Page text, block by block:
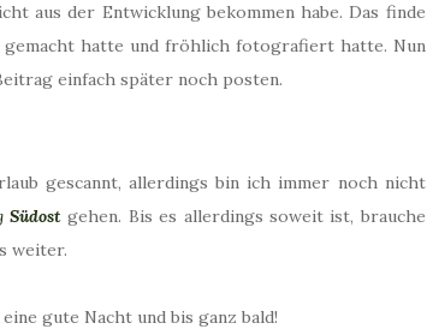
aus der Entwicklung bekommen habe. Das finde
gemacht hatte und fröhlich fotografiert hatte. Nun
einfach später noch posten.
gescannt, allerdings bin ich immer noch nicht
Südost gehen. Bis es allerdings soweit ist, brauche
weiter.
gute Nacht und bis ganz bald!